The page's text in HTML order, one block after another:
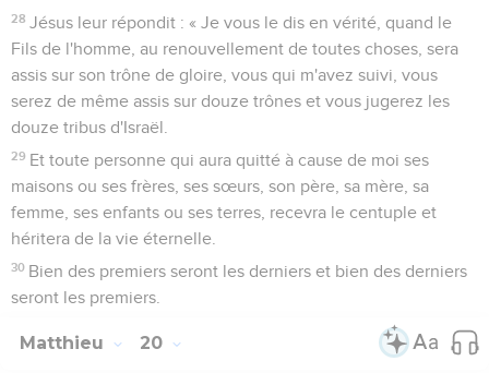
28 Jésus leur répondit : « Je vous le dis en vérité, quand le
Fils de l'homme, au renouvellement de toutes choses, sera
assis sur son trône de gloire, vous qui m'avez suivi, vous
serez de même assis sur douze trônes et vous jugerez les
douze tribus d'Israël.
29 Et toute personne qui aura quitté à cause de moi ses
maisons ou ses frères, ses sœurs, son père, sa mère, sa
femme, ses enfants ou ses terres, recevra le centuple et
héritera de la vie éternelle.
30 Bien des premiers seront les derniers et bien des derniers
seront les premiers.
Matthieu 20